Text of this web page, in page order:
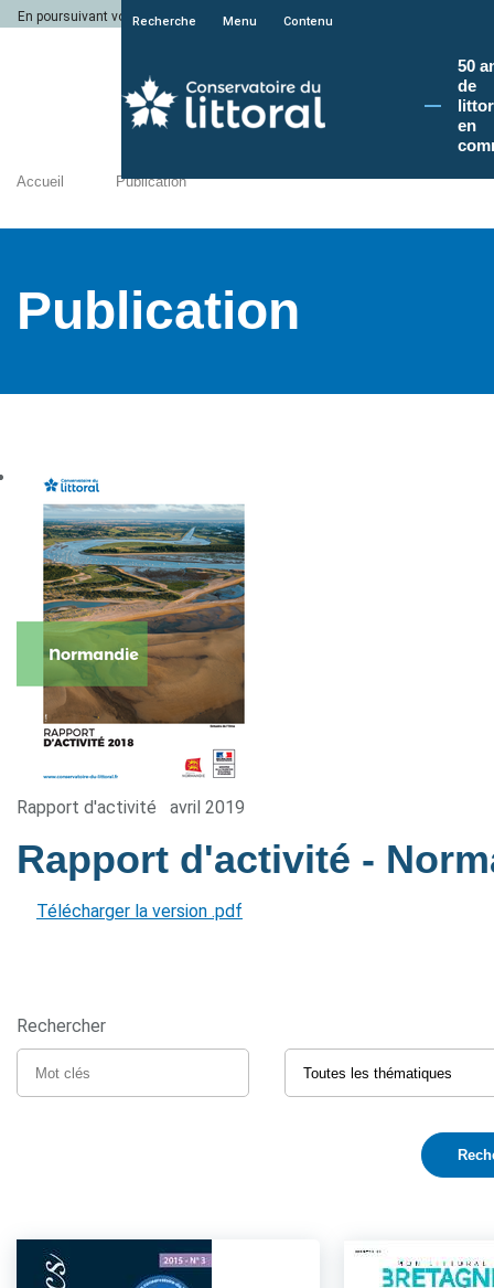
En poursuivant votre navigation sur le site du Conservatoire du littoral, vous
Recherche Menu Contenu
50
de
en
Accueil Publication
Publication
Rapport d'activité avril 2019
Rapport d'activité -
Télécharger la version .pdf
Rechercher